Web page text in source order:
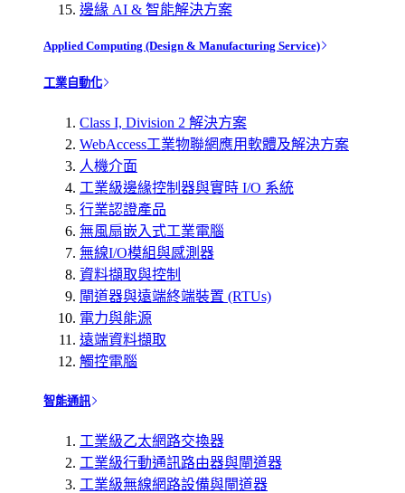
邊緣 AI & 智能解決方案
Applied Computing (Design & Manufacturing Service)
工業自動化
Class I, Division 2 解決方案
WebAccess工業物聯網應用軟體及解決方案
人機介面
工業級邊緣控制器與實時 I/O 系統
行業認證產品
無風扇嵌入式工業電腦
無線I/O模組與感測器
資料擷取與控制
閘道器與遠端終端裝置 (RTUs)
電力與能源
遠端資料擷取
觸控電腦
智能通訊
工業級乙太網路交換器
工業級行動通訊路由器與閘道器
工業級無線網路設備與閘道器